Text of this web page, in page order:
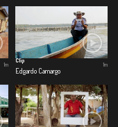
1m
Clip
Edgardo Camargo
1m